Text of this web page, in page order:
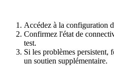
Accédez à la configuration
Confirmez l'état de
test.
Si les problèmes persistent,
un soutien supplémentaire.